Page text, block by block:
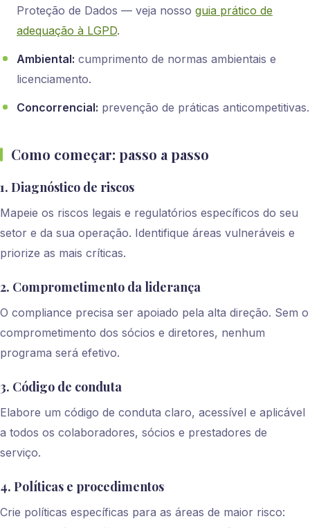
Proteção de Dados — veja nosso guia prático de
adequação à LGPD.
Ambiental: cumprimento de normas ambientais e
licenciamento.
Concorrencial: prevenção de práticas anticompetitivas.
Como começar: passo a passo
1. Diagnóstico de riscos
Mapeie os riscos legais e regulatórios específicos do seu
setor e da sua operação. Identifique áreas vulneráveis e
priorize as mais críticas.
2. Comprometimento da liderança
O compliance precisa ser apoiado pela alta direção. Sem o
comprometimento dos sócios e diretores, nenhum
programa será efetivo.
3. Código de conduta
Elabore um código de conduta claro, acessível e aplicável
a todos os colaboradores, sócios e prestadores de
serviço.
4. Políticas e procedimentos
Crie políticas específicas para as áreas de maior risco: